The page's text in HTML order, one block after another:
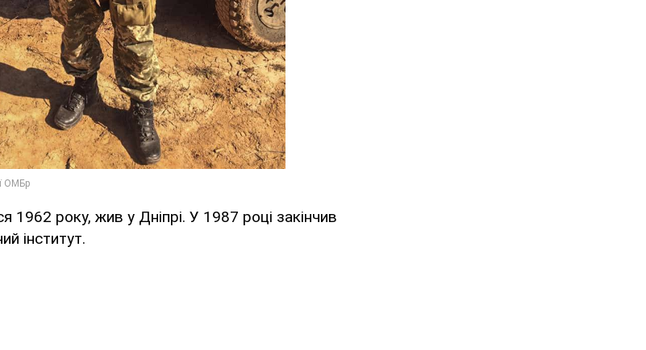
1962 року, жив у Дніпрі. У 1987 році закінчив
інститут.